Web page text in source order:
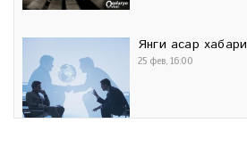
Янги асар хабари
25 фев, 16:00